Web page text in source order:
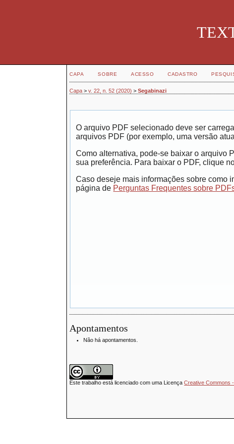
CAPA SOBRE ACESSO CADASTRO
Capa >v. 22, n. 52 (2020) >Segabinazi
O arquivo PDF selecionado deve ser
arquivos PDF (por exemplo, uma versão
Como alternativa, pode-se baixar o arquivo
sua preferência. Para baixar o PDF, clique
Caso deseje mais informações sobre como
página de Perguntas Frequentes sobre
Apontamentos
Não há apontamentos.
Este trabalho está licenciado com uma LicençaCreative Commons